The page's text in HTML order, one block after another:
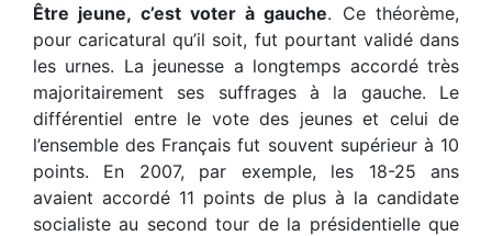
Être jeune, c’est voter à gauche. Ce théorème,
pour caricatural qu’il soit, fut pourtant validé dans
les urnes. La jeunesse a longtemps accordé très
majoritairement ses suffrages à la gauche. Le
différentiel entre le vote des jeunes et celui de
l’ensemble des Français fut souvent supérieur à 10
points. En 2007, par exemple, les 18-25 ans
avaient accordé 11 points de plus à la candidate
socialiste au second tour de la présidentielle que